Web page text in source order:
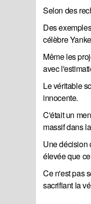
Selon des
Des
célèbre
Même les
avec
Le véritable
innocente.
C'était un
massif dans
Une décision
élevée que
Ce n'est pas
sacrifiant la